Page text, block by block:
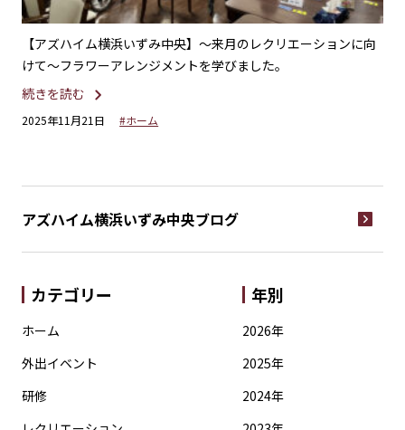
【アズハイム横浜いずみ中央】〜来月のレクリエーションに向
けて〜フラワーアレンジメントを学びました。
続きを読む
2025年11月21日 #ホーム
アズハイム横浜いずみ中央ブログ
カテゴリー
ホーム
外出イベント
研修
年別
2026年
2025年
2024年